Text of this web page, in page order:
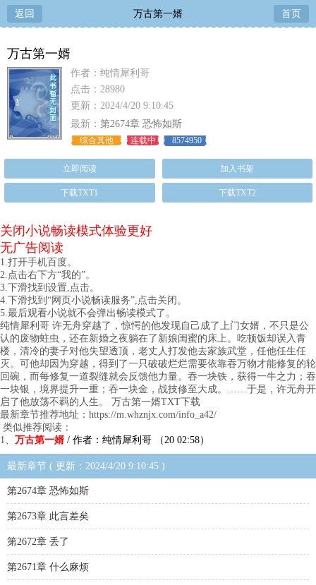
返回 万古第一婿 首页
万古第一婿
作者：纯情犀利哥
点击：28980
更新：2024/4/20 9:10:45
最新： 第2674章 恐怖如斯
综合其他 连载中 8574950
立即阅读 加入书架
下载TXT1 下载TXT2
关闭小说畅读模式体验更好
无广告阅读
1.打开手机百度。
2.点击右下方“我的”。
3.下滑找到设置,点击。
4.下滑找到“网页小说畅读服务”,点击关闭。
5.最后观看小说就不会弹出畅读模式了。
纯情犀利哥 许无舟穿越了，惊愕的他发现自己成了上门女婿，不只是公
认的废物蛀虫，还在新婚之夜躺在了新娘闺蜜的床上。吃顿饭却误入青
楼，清冷的妻子对他失望透顶，老丈人打发他去家族武堂，任他任生任
灭。可他却因为穿越，得到了一只破破烂烂需要依靠吞万物才能修复的轮
回碗，而每修复一道裂缝就会反馈他力量。吞一块铁，获得一牛之力；吞
一块银，境界提升一重；吞一块金，战技修至大成。……于是，许无舟开
启了他放荡不羁的人生。 万古第一婿TXT下载
最新章节推荐地址：https://m.whznjx.com/info_a42/
类似推荐阅读：
1、 万古第一婿 / 作者：纯情犀利哥 （20 02:58）
最新章节 ( 更新：2024/4/20 9:10:45 )
第2674章 恐怖如斯
第2673章 此言差矣
第2672章 丢了
第2671章 什么麻烦